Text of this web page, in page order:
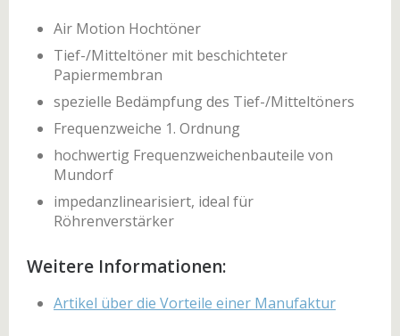
Air Motion Hochtöner
Tief-/Mitteltöner mit beschichteter
Papiermembran
spezielle Bedämpfung des Tief-/Mitteltöners
Frequenzweiche 1. Ordnung
hochwertig Frequenzweichenbauteile von
Mundorf
impedanzlinearisiert, ideal für
Röhrenverstärker
Weitere Informationen:
Artikel über die Vorteile einer Manufaktur